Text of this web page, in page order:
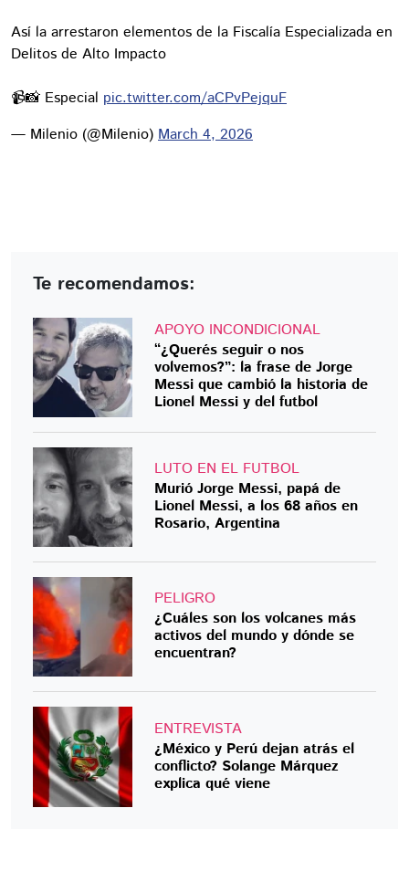
Así la arrestaron elementos de la Fiscalía Especializada en
Delitos de Alto Impacto
📹📸 Especial pic.twitter.com/aCPvPejquF
— Milenio (@Milenio) March 4, 2026
Te recomendamos:
APOYO INCONDICIONAL
“¿Querés seguir o nos
volvemos?”: la frase de Jorge
Messi que cambió la historia de
Lionel Messi y del futbol
LUTO EN EL FUTBOL
Murió Jorge Messi, papá de
Lionel Messi, a los 68 años en
Rosario, Argentina
PELIGRO
¿Cuáles son los volcanes más
activos del mundo y dónde se
encuentran?
ENTREVISTA
¿México y Perú dejan atrás el
conflicto? Solange Márquez
explica qué viene